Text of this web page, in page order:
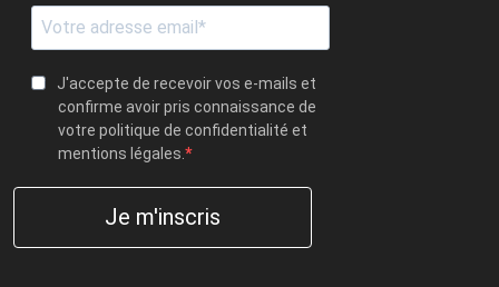
J'accepte de recevoir vos e-mails et
confirme avoir pris connaissance de
votre politique de confidentialité et
mentions légales.
Je m'inscris